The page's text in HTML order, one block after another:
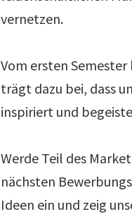
vernetzen.
Vom ersten Semester
trägt dazu bei, dass
inspiriert und
Werde Teil des
nächsten
Ideen ein und zeig